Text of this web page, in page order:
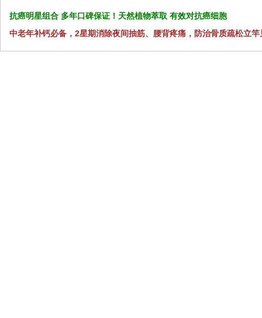
抗癌明星组合 多年口碑保证！天然植物萃取 有效对抗癌细胞
中老年补钙必备，2星期消除夜间抽筋、腰背疼痛，防治骨质疏松立竿